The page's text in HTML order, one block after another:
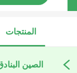
المنتجات
الصين